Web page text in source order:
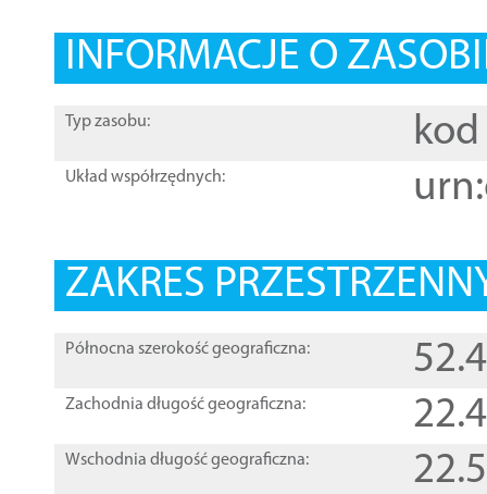
INFORMACJE O
Typ zasobu: kod
Układ współrzędnych:
ZAKRES
Północna szerokość geograficzna:
Zachodnia długość geograficzna:
Wschodnia długość geograficzna: